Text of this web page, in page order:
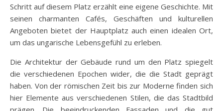
Schritt auf diesem Platz erzählt eine eigene Geschichte. Mit
seinen charmanten Cafés, Geschäften und kulturellen
Angeboten bietet der Hauptplatz auch einen idealen Ort,
um das ungarische Lebensgefühl zu erleben.
Die Architektur der Gebäude rund um den Platz spiegelt
die verschiedenen Epochen wider, die die Stadt geprägt
haben. Von der römischen Zeit bis zur Moderne finden sich
hier Elemente aus verschiedenen Stilen, die das Stadtbild